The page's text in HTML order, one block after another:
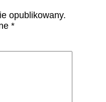
opublikowany.
*